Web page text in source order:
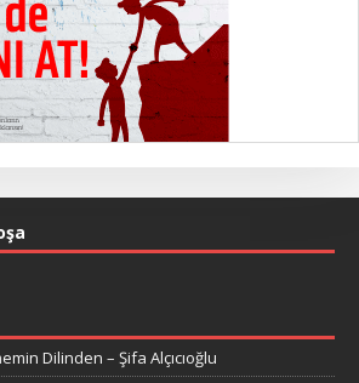
Dilinden – Şifa Alçıcıoğlu